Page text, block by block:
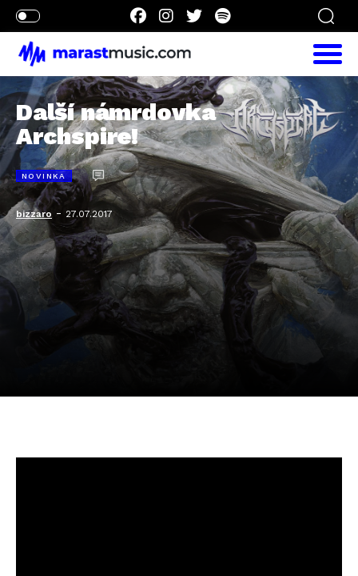
Další námrdovka
Archspire!
NOVINKA
bizzaro - 27.07.2017